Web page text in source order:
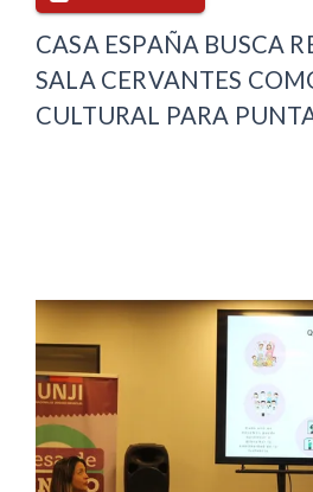
CASA ESPAÑA BUSCA
SALA CERVANTES
CULTURAL PARA